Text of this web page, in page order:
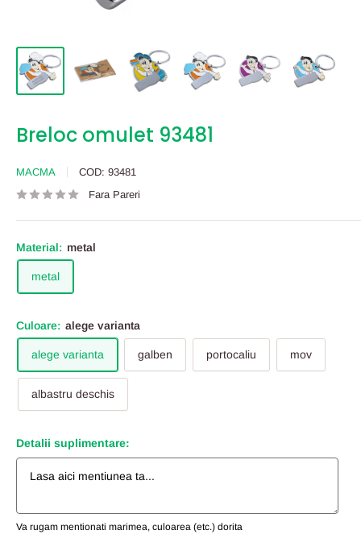
Breloc omulet 93481
MACMA COD: 93481
Fara Pareri
Material: metal
metal
Culoare: alege varianta
alege varianta galben portocaliu mov
albastru deschis
Detalii suplimentare:
Va rugam mentionati marimea, culoarea (etc.) dorita